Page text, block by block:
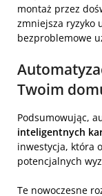
montaż przez
zmniejsza ryzyko
bezproblemowe
Twoim
Podsumowując,
inteligentnych
inwestycja, która
potencjalnych
Te nowoczesne